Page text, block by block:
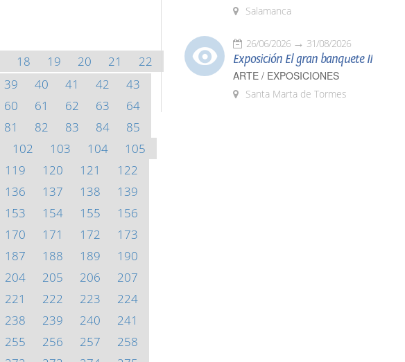
18 19 20 21
22
39 40 41 42
43
60 61 62 63
64
81 82 83 84
85
102 103 104
105
119 120 121
122
136 137 138
139
153 154 155
156
170 171 172
173
187 188 189
190
204 205 206
207
221 222 223
224
238 239 240
241
255 256 257
258
Salamanca
26/06/2026 31/08/2026
Exposición El gran banquete II
ARTE / EXPOSICIONES
Santa Marta de Tormes